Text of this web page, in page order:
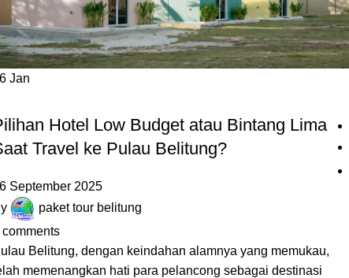
Jan
Hotel Low Budget atau Bintang Lima
Travel ke Pulau Belitung?
September 2025
paket tour belitung
comments
Belitung, dengan keindahan alamnya yang memukau,
memenangkan hati para pelancong sebagai destinasi